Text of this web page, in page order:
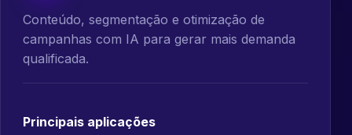
Conteúdo, segmentação e otimização de
campanhas com IA para gerar mais demanda
qualificada.
Principais aplicações